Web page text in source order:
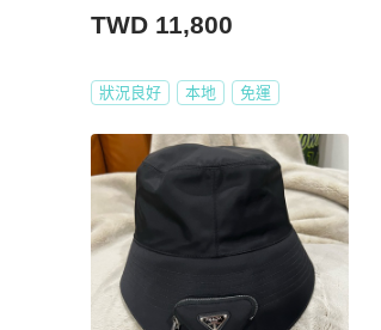
TWD 11,800
狀況良好 本地 免運